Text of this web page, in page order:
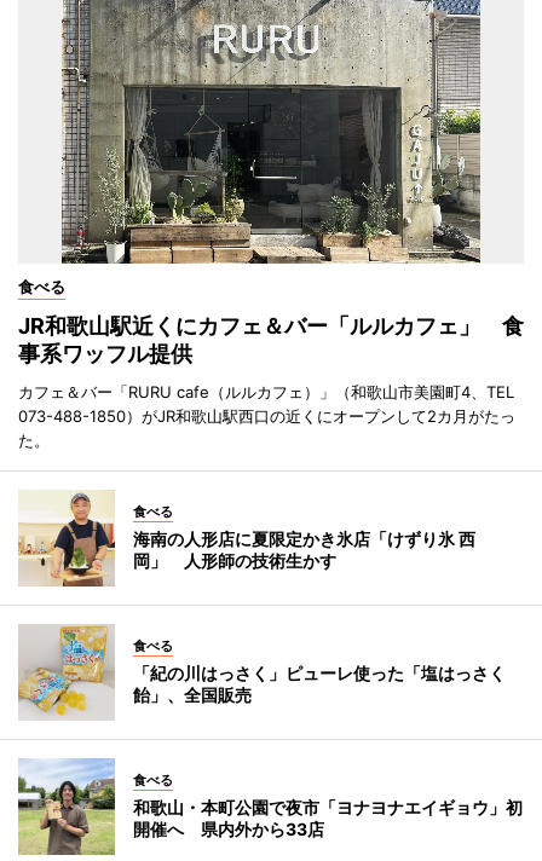
食べる
JR和歌山駅近くにカフェ＆バー「ルルカフェ」 食
事系ワッフル提供
カフェ＆バー「RURU cafe（ルルカフェ）」（和歌山市美園町4、TEL
073-488-1850）がJR和歌山駅西口の近くにオープンして2カ月がたっ
た。
食べる
海南の人形店に夏限定かき氷店「けずり氷 西
岡」 人形師の技術生かす
食べる
「紀の川はっさく」ピューレ使った「塩はっさく
飴」、全国販売
食べる
和歌山・本町公園で夜市「ヨナヨナエイギョウ」初
開催へ 県内外から33店